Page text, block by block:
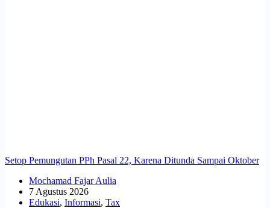
Setop Pemungutan PPh Pasal 22, Karena Ditunda Sampai Oktober
Mochamad Fajar Aulia
7 Agustus 2026
Edukasi, Informasi, Tax